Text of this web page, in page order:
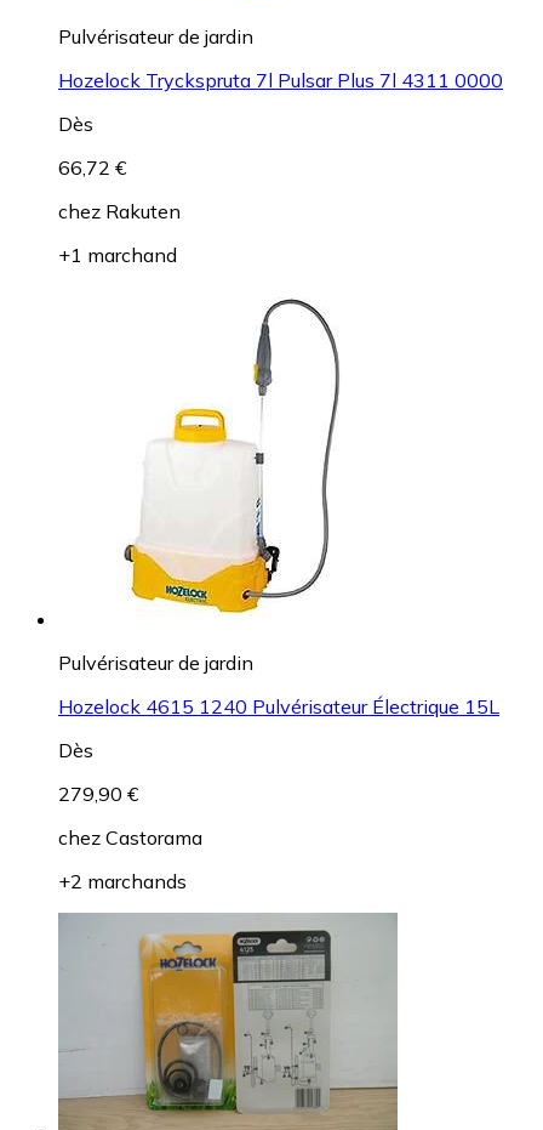
Pulvérisateur de jardin
Hozelock Tryckspruta 7l Pulsar Plus 7l 4311 0000
Dès
66,72 €
chez Rakuten
+1 marchand
Pulvérisateur de jardin
Hozelock 4615 1240 Pulvérisateur Électrique 15L
Dès
279,90 €
chez Castorama
+2 marchands